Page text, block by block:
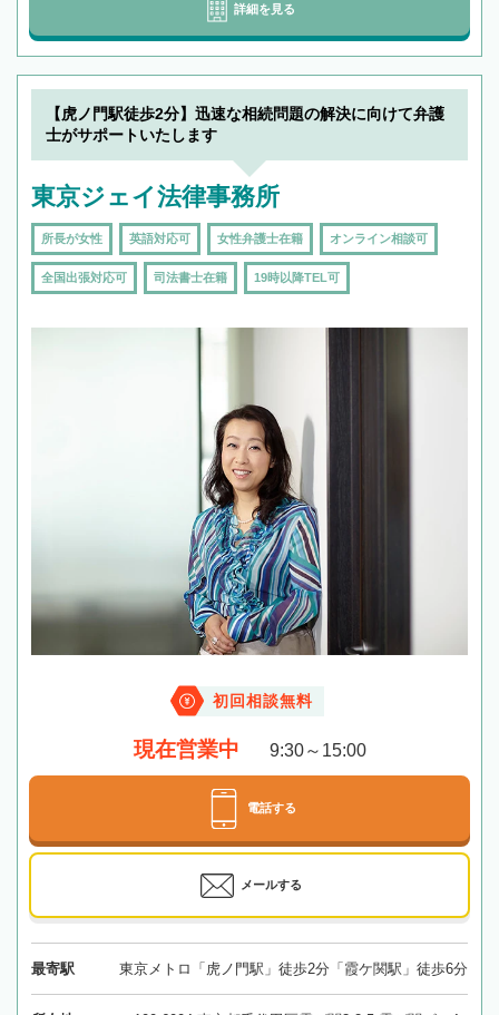
詳細を見る
【虎ノ門駅徒歩2分】迅速な相続問題の解決に向けて弁護
士がサポートいたします
東京ジェイ法律事務所
所長が女性 英語対応可 女性弁護士在籍 オンライン相談可
全国出張対応可 司法書士在籍 19時以降TEL可
初回相談無料
現在営業中 9:30～15:00
電話する
メールする
最寄駅 東京メトロ「虎ノ門駅」徒歩2分「霞ケ関駅」徒歩6分